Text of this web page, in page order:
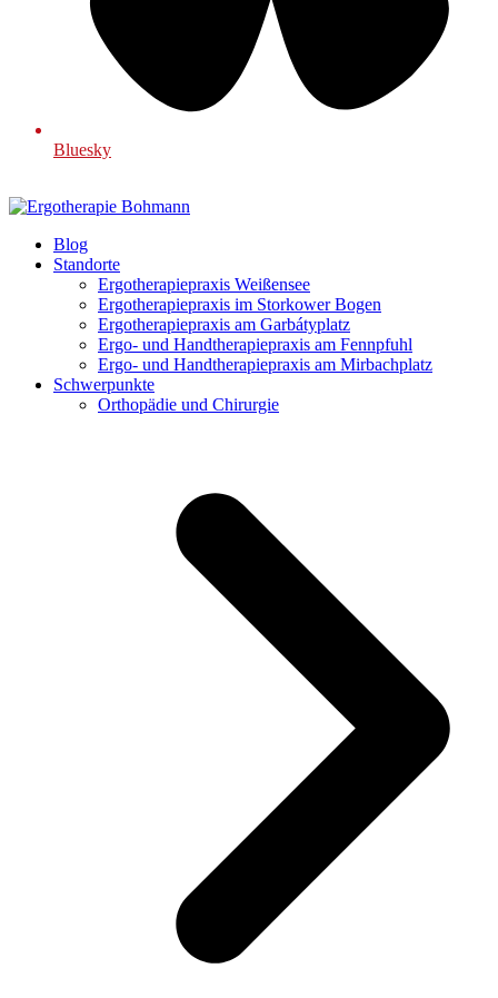
Bluesky
Blog
Standorte
Ergotherapiepraxis Weißensee
Ergotherapiepraxis im Storkower Bogen
Ergotherapiepraxis am Garbátyplatz
Ergo- und Handtherapiepraxis am Fennpfuhl
Ergo- und Handtherapiepraxis am Mirbachplatz
Schwerpunkte
Orthopädie und Chirurgie